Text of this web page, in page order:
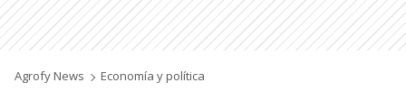
Agrofy News Economía y política